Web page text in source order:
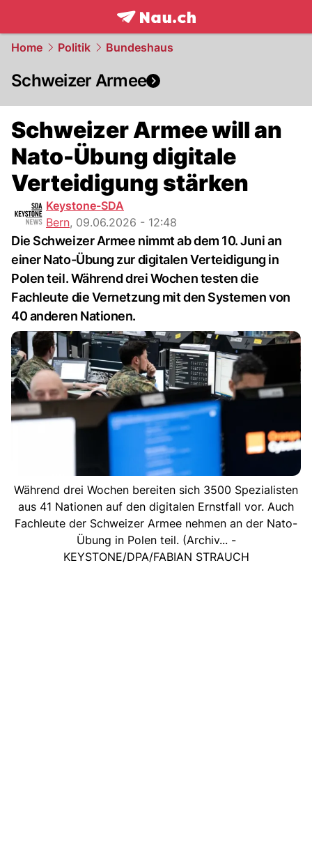
frontpage.NAU.ch
Home Politik Bundeshaus
Schweizer Armee
Schweizer Armee will an
Nato-Übung digitale
Verteidigung stärken
Keystone-SDA
Bern, 09.06.2026 - 12:48
Die Schweizer Armee nimmt ab dem 10. Juni an
einer Nato-Übung zur digitalen Verteidigung in
Polen teil. Während drei Wochen testen die
Fachleute die Vernetzung mit den Systemen von
40 anderen Nationen.
Während drei Wochen bereiten sich 3500 Spezialisten
aus 41 Nationen auf den digitalen Ernstfall vor. Auch
Fachleute der Schweizer Armee nehmen an der Nato-
Übung in Polen teil. (Archiv... -
KEYSTONE/DPA/FABIAN STRAUCH